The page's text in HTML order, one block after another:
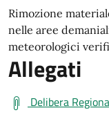
Rimozione
nelle aree
meteorologici
Allegati
Delibera